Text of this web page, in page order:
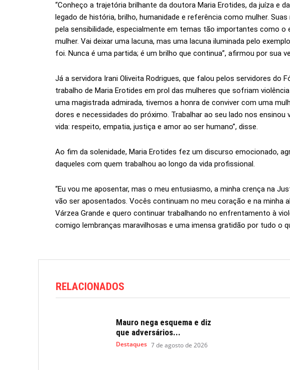
“Conheço a trajetória brilhante da doutora Maria Erotides, da juíza e
legado de história, brilho, humanidade e referência como mulher.
pela sensibilidade, especialmente em temas tão importantes como
mulher. Vai deixar uma lacuna, mas uma lacuna iluminada pelo
foi. Nunca é uma partida; é um brilho que continua”, afirmou por sua
Já a servidora Irani Oliveita Rodrigues, que falou pelos servidores do
trabalho de Maria Erotides em prol das mulheres que sofriam
uma magistrada admirada, tivemos a honra de conviver com uma
dores e necessidades do próximo. Trabalhar ao seu lado nos ensinou
vida: respeito, empatia, justiça e amor ao ser humano”, disse.
Ao fim da solenidade, Maria Erotides fez um discurso emocionado,
daqueles com quem trabalhou ao longo da vida profissional.
“Eu vou me aposentar, mas o meu entusiasmo, a minha crença na
vão ser aposentados. Vocês continuam no meu coração e na minha
Várzea Grande e quero continuar trabalhando no enfrentamento à
comigo lembranças maravilhosas e uma imensa gratidão por tudo o
RELACIONADOS
Mauro nega esquema e diz
que adversários...
Destaques 7 de agosto de 2026